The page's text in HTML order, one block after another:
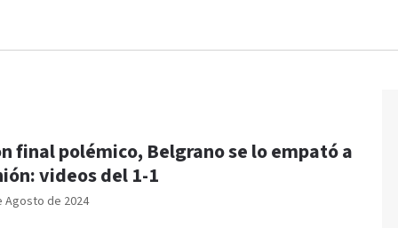
Agosto de 2024
final polémico, Belgrano se lo empató a
videos del 1-1